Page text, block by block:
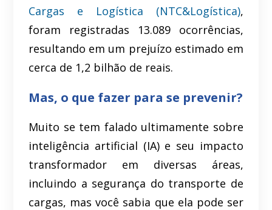
Cargas e Logística (NTC&Logística),
foram registradas 13.089 ocorrências,
resultando em um prejuízo estimado em
cerca de 1,2 bilhão de reais.
Mas, o que fazer para se prevenir?
Muito se tem falado ultimamente sobre
inteligência artificial (IA) e seu impacto
transformador em diversas áreas,
incluindo a segurança do transporte de
cargas, mas você sabia que ela pode ser